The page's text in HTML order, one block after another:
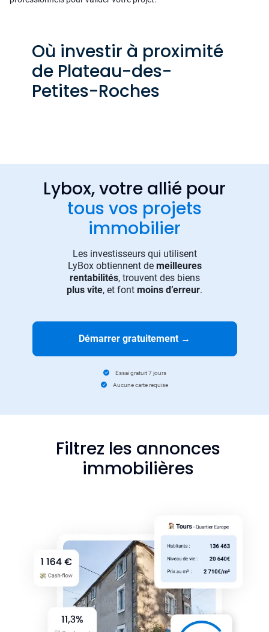
Où investir à proximité
de Plateau-des-
Petites-Roches
Lybox, votre allié pour
tous vos projets
immobilier
Les investisseurs qui utilisent
LyBox obtiennent de meilleures
rentabilités, trouvent des biens
plus vite, et font moins d’erreur.
Démarrer gratuitement →
Essai gratuit 7 jours
Aucune carte requise
Filtrez les annonces
immobilières